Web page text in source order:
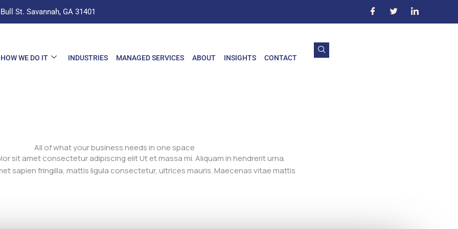
St. Savannah, GA 31401
HOW WE DO IT INDUSTRIES MANAGED SERVICES ABOUT INSIGHTS CONTACT
All of what your business needs in one space
sit amet consectetur adipiscing elit Ut et massa mi. Aliquam in hendrerit urna.
sapien fringilla, mattis ligula consectetur, ultrices mauris. Maecenas vitae mattis